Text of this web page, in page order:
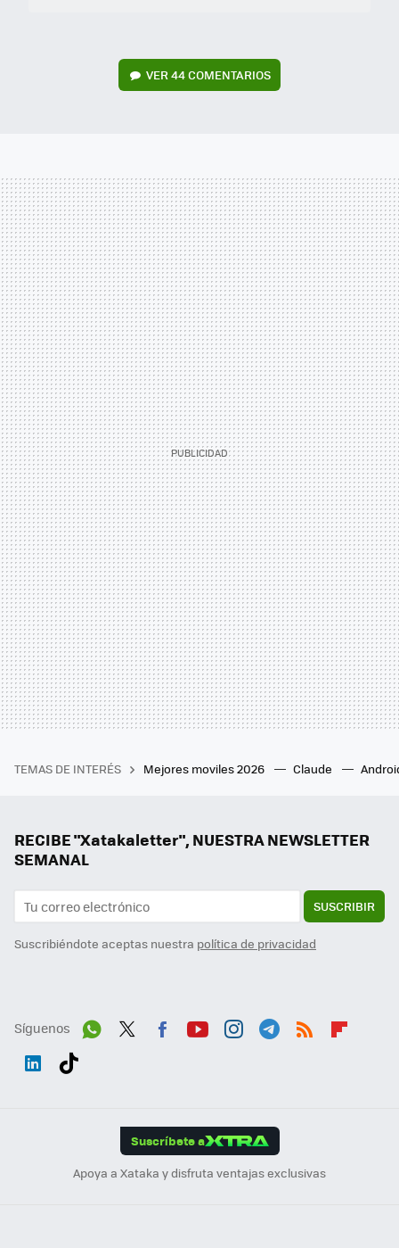
VER44 COMENTARIOS
TEMAS DE INTERÉS Mejores moviles 2026 Claude
RECIBE "Xatakaletter", NUESTRA NEWSLETTER
SEMANAL
SUSCRIBIR
Suscribiéndote aceptas nuestra política de privacidad
Síguenos
Suscríbete a
Apoya a Xataka y disfruta ventajas exclusivas